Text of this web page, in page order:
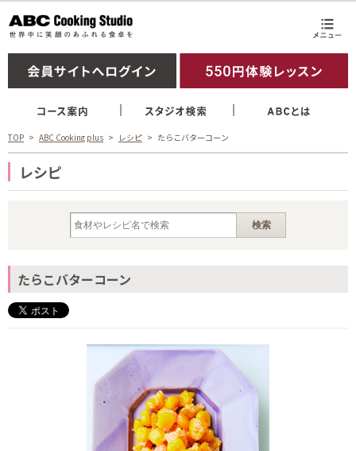
TOP ABC Cooking plus レシピ たらこバターコーン
レシピ
たらこバターコーン